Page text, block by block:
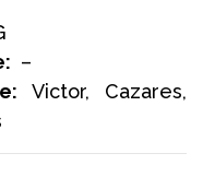
–
Victor, Cazares,